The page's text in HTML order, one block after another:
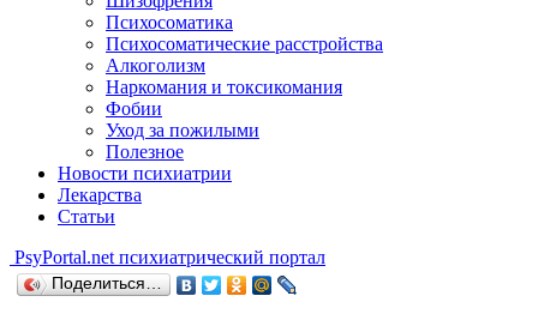
Психосоматика
Психосоматические расстройства
Алкоголизм
Наркомания и токсикомания
Фобии
Уход за пожилыми
Полезное
Новости психиатрии
Лекарства
Статьи
PsyPortal.net психиатрический портал
Поделиться…